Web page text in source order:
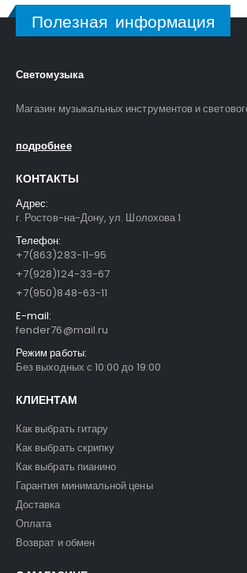
Полезная информация
Светомузыка
Магазин музыкальных инструментов и
подробнее
КОНТАКТЫ
Адрес:
г. Ростов-на-Дону, ул. Шолохова 1
Телефон:
+7(863)283-11-95
+7(928)124-33-67
+7(950)848-63-11
E-mail:
fender76@mail.ru
Режим работы:
Без выходных с 10:00 до 19:00
КЛИЕНТАМ
Как выбрать гитару
Как выбрать скрипку
Как выбрать пианино
Гарантия минимальной цены
Доставка
Оплата
Возврат и обмен